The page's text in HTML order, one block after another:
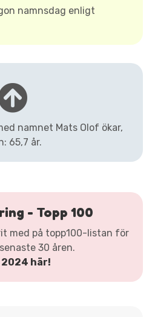
namnsdag enligt
namnet Mats Olof ökar,
65,7 år.
- Topp 100
med på topp100-listan för
30 åren.
här!